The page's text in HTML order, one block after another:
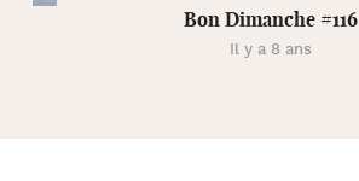
Bon Dimanche #116
Il y a 8 ans